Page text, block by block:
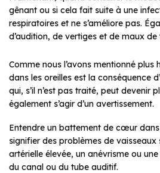
gênant ou si cela fait suite à une
respiratoires et ne s’améliore pas.
d’audition, de vertiges et de maux de
Comme nous l’avons mentionné
dans les oreilles est la conséquence
qui, s’il n’est pas traité, peut devenir
également s’agir d’un avertissement.
Entendre un battement de cœur
signifier des problèmes de vaisseaux
artérielle élevée, un anévrisme ou
du canal ou du tube auditif.